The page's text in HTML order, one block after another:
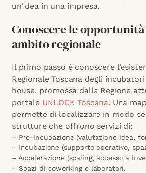
un’idea in una impresa.
Conoscere le
ambito regionale
Il primo passo è conoscere
Regionale Toscana degli
house, promossa dalla Regione
portale UNLOCK Toscana. Una
permette di localizzare in modo
strutture che offrono servizi di:
– Pre-incubazione (valutazione idea,
– Incubazione (supporto operativo,
– Accelerazione (scaling, accesso a
– Spazi di coworking e laboratori.